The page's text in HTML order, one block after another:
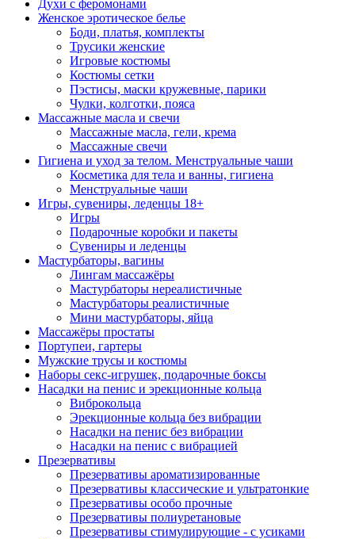
Духи с феромонами
Женское эротическое белье
Боди, платья, комплекты
Трусики женские
Игровые костюмы
Костюмы сетки
Пэстисы, маски кружевные, парики
Чулки, колготки, пояса
Массажные масла и свечи
Массажные масла, гели, крема
Массажные свечи
Гигиена и уход за телом. Менструальные чаши
Косметика для тела и ванны, гигиена
Менструальные чаши
Игры, сувениры, леденцы 18+
Игры
Подарочные коробки и пакеты
Сувениры и леденцы
Мастурбаторы, вагины
Лингам массажёры
Мастурбаторы нереалистичные
Мастурбаторы реалистичные
Мини мастурбаторы, яйца
Массажёры простаты
Портупеи, гартеры
Мужские трусы и костюмы
Наборы секс-игрушек, подарочные боксы
Насадки на пенис и эрекционные кольца
Виброкольца
Эрекционные кольца без вибрации
Насадки на пенис без вибрации
Насадки на пенис с вибрацией
Презервативы
Презервативы ароматизированные
Презервативы классические и ультратонкие
Презервативы особо прочные
Презервативы полиуретановые
Презервативы стимулирующие - с усиками